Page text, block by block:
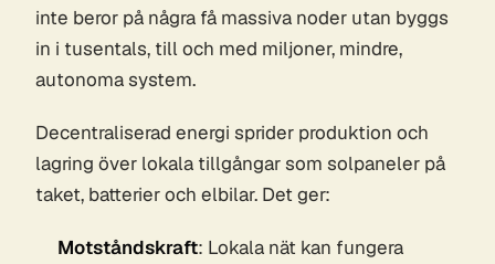
inte beror på några få massiva noder utan byggs
in i tusentals, till och med miljoner, mindre,
autonoma system.
Decentraliserad energi sprider produktion och
lagring över lokala tillgångar som solpaneler på
taket, batterier och elbilar. Det ger:
Motståndskraft: Lokala nät kan fungera